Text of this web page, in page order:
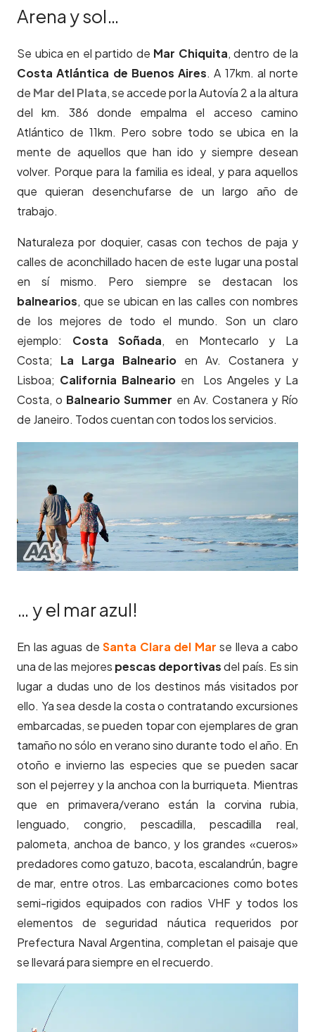
Arena y sol…
Se ubica en el partido de Mar Chiquita, dentro de la
Costa Atlántica de Buenos Aires. A 17km. al norte
de Mar del Plata, se accede por la Autovía 2 a la altura
del km. 386 donde empalma el acceso camino
Atlántico de 11km. Pero sobre todo se ubica en la
mente de aquellos que han ido y siempre desean
volver. Porque para la familia es ideal, y para aquellos
que quieran desenchufarse de un largo año de
trabajo.
Naturaleza por doquier, casas con techos de paja y
calles de aconchillado hacen de este lugar una postal
en sí mismo. Pero siempre se destacan los
balnearios, que se ubican en las calles con nombres
de los mejores de todo el mundo. Son un claro
ejemplo: Costa Soñada, en Montecarlo y La
Costa; La Larga Balneario en Av. Costanera y
Lisboa; California Balnearioen Los Angeles y La
Costa, o Balneario Summer en Av. Costanera y Río
de Janeiro. Todos cuentan con todos los servicios.
… y el mar azul!
En las aguas deSanta Clara del Mar se lleva a cabo
una de las mejores pescas deportivasdel país. Es sin
lugar a dudas uno de los destinos más visitados por
ello. Ya sea desde la costa o contratando excursiones
embarcadas, se pueden topar con ejemplares de gran
tamaño no sólo en verano sino durante todo el año. En
otoño e invierno las especies que se pueden sacar
son el pejerrey y la anchoa con la burriqueta. Mientras
que en primavera/verano están la corvina rubia,
lenguado, congrio, pescadilla, pescadilla real,
palometa, anchoa de banco, y los grandes «cueros»
predadores como gatuzo, bacota, escalandrún, bagre
de mar, entre otros. Las embarcaciones como botes
semi-rigidos equipados con radios VHF y todos los
elementos de seguridad náutica requeridos por
Prefectura Naval Argentina, completan el paisaje que
se llevará para siempre en el recuerdo.